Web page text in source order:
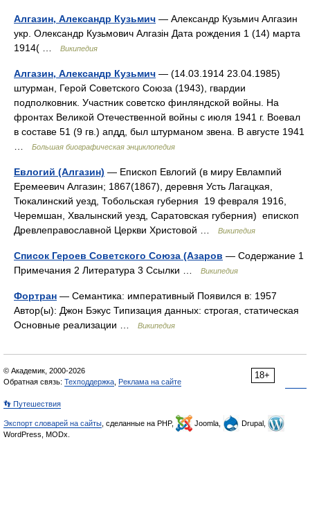
Алгазин, Александр Кузьмич — Александр Кузьмич Алгазин
укр. Олександр Кузьмович Алгазін Дата рождения 1 (14) марта
1914( …
Википедия
Алгазин, Александр Кузьмич — (14.03.1914 23.04.1985)
штурман, Герой Советского Союза (1943), гвардии
подполковник. Участник советско финляндской войны. На
фронтах Великой Отечественной войны с июля 1941 г. Воевал
в составе 51 (9 гв.) апдд, был штурманом звена. В августе 1941
Большая биографическая энциклопедия
Евлогий (Алгазин) — Епископ Евлогий (в миру Евлампий
Еремеевич Алгазин; 1867(1867), деревня Усть Лагацкая,
Тюкалинский уезд, Тобольская губерния 19 февраля 1916,
Черемшан, Хвалынский уезд, Саратовская губерния) епископ
Древлеправославной Церкви Христовой …
Википедия
Список Героев Советского Союза (Азаров — Содержание 1
Примечания 2 Литература 3 Ссылки …
Википедия
Фортран — Семантика: императивный Появился в: 1957
Автор(ы): Джон Бэкус Типизация данных: строгая, статическая
Основные реализации …
Википедия
18+
© Академик, 2000-2026
Обратная связь: Техподдержка Реклама на сайте
👣 Путешествия
Экспорт словарей на сайты , сделанные на PHP, Joomla,
Drupal,
WordPress, MODx.